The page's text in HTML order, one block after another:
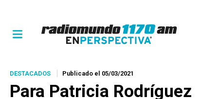
DESTACADOS Publicado el 05/03/2021
Para Patricia Rodríguez